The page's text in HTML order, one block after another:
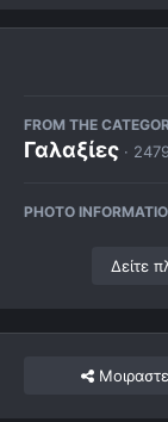
FROM THE
Γαλαξίες ·
PHOTO
Δείτε